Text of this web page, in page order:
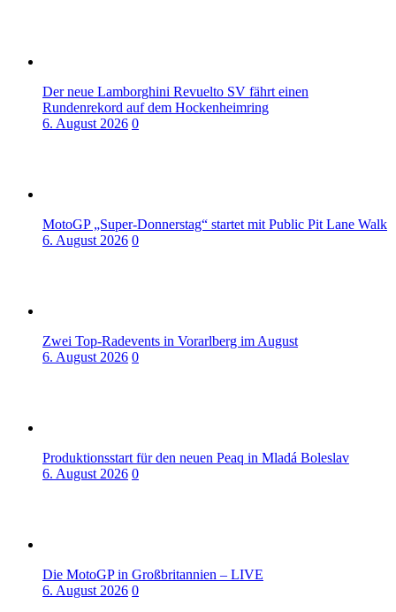
Der neue Lamborghini Revuelto SV fährt einen
Rundenrekord auf dem Hockenheimring
6. August 2026 0
MotoGP „Super-Donnerstag“ startet mit Public Pit Lane Walk
6. August 2026 0
Zwei Top-Radevents in Vorarlberg im August
6. August 2026 0
Produktionsstart für den neuen Peaq in Mladá Boleslav
6. August 2026 0
Die MotoGP in Großbritannien – LIVE
6. August 2026 0